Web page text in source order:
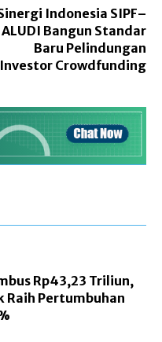
Indonesia SIPF–
ALUDI Bangun Standar
Baru Pelindungan
Investor Crowdfunding
Rp43,23 Triliun,
Raih Pertumbuhan